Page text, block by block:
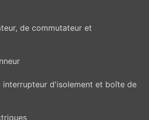
de commutateur et
interrupteur d'isolement et boîte de